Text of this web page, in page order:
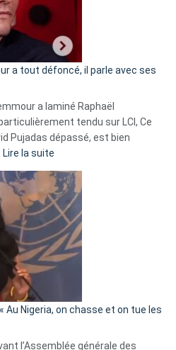
«
C’est
fake
news
»
a tout défoncé, il parle avec ses
a laminé Raphaël
tendu sur LCI, Ce
Pujadas dépassé, est bien
Lire la suite
Tegnér
exulte
« Zemmour
a
tout
parle
ses
Au Nigeria, on chasse et on tue les
l’Assemblée générale des